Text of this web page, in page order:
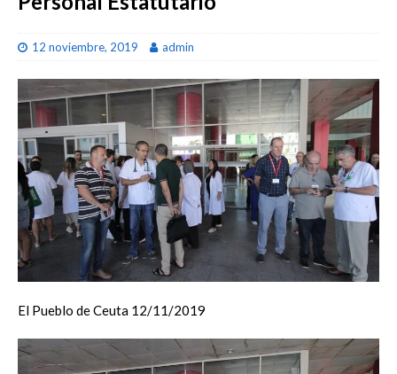
12 noviembre, 2019 admin
El Pueblo de Ceuta 12/11/2019